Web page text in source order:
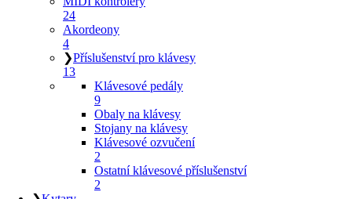
24
Akordeony
4
❯Příslušenství pro klávesy
13
Klávesové pedály
9
Obaly na klávesy
Stojany na klávesy
Klávesové ozvučení
2
Ostatní klávesové příslušenství
2